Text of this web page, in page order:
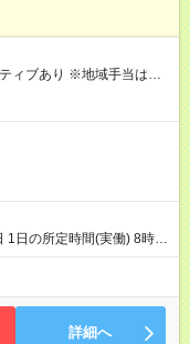
ィブあり ※地域手当は居住
試用期間】試
1日の所定時間(実働) 8時
間（残業時間25時間程
時間300時間程度） 【シ
り定める ※法定労働時間に
詳細へ